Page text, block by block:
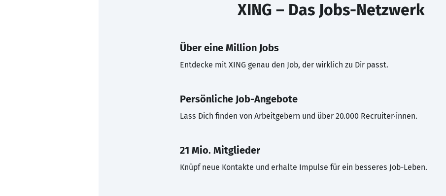
XING – Das Jobs-Netzwerk
Über eine Million Jobs
Entdecke mit XING genau den Job, der wirklich zu Dir passt.
Persönliche Job-Angebote
Lass Dich finden von Arbeitgebern und über 20.000 Recruiter·innen.
21 Mio. Mitglieder
Knüpf neue Kontakte und erhalte Impulse für ein besseres Job-Leben.